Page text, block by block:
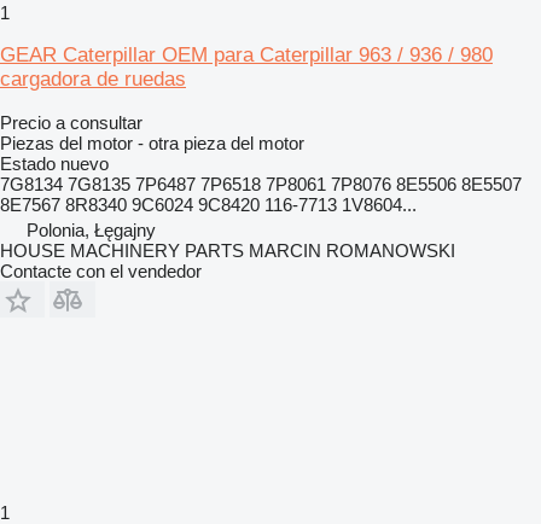
1
GEAR Caterpillar OEM para Caterpillar 963 / 936 / 980
cargadora de ruedas
Precio a consultar
Piezas del motor - otra pieza del motor
Estado nuevo
7G8134 7G8135 7P6487 7P6518 7P8061 7P8076 8E5506 8E5507
8E7567 8R8340 9C6024 9C8420 116-7713 1V8604...
Polonia, Łęgajny
HOUSE MACHINERY PARTS MARCIN ROMANOWSKI
Contacte con el vendedor
1